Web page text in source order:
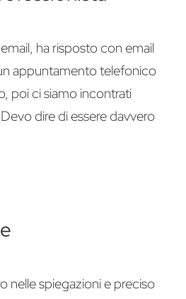
ha risposto con email
appuntamento telefonico
poi ci siamo incontrati
dire di essere davvero
nelle spiegazioni e preciso